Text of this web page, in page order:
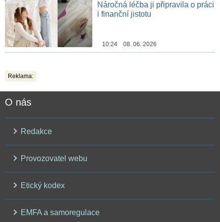
Náročná léčba ji připravila o práci
i finanční jistotu
10:24 08. 06. 2026
Reklama:
O nás
Redakce
Provozovatel webu
Etický kodex
EMFA a samoregulace